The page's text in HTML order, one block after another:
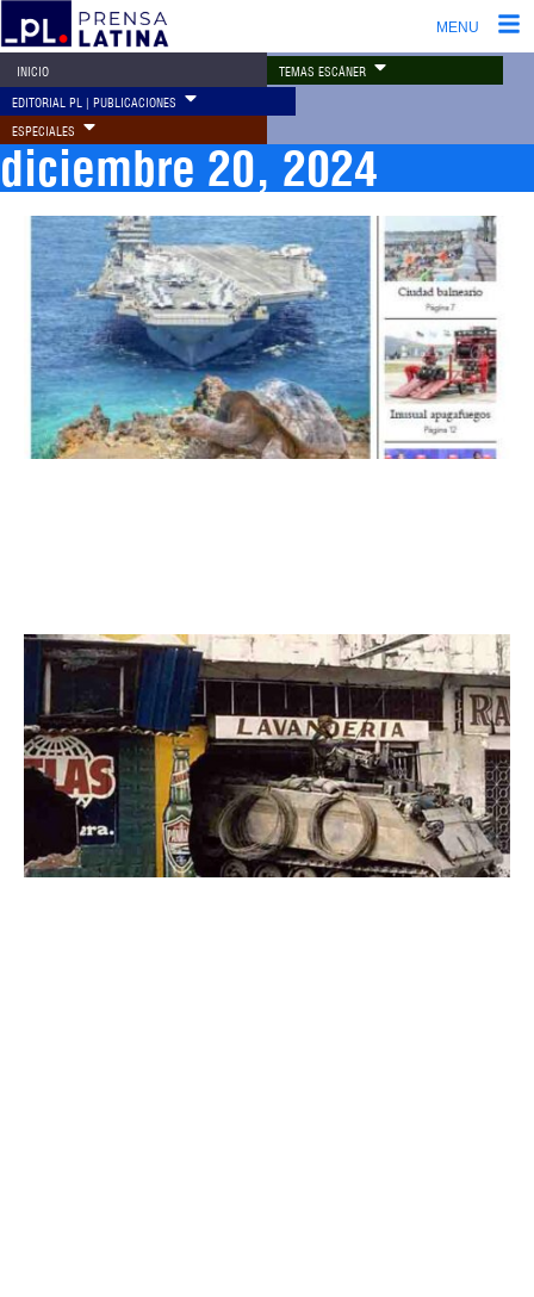
MENU
INICIO TEMAS ESCÁNER
EDITORIAL PL | PUBLICACIONES
ESPECIALES
diciembre 20, 2024